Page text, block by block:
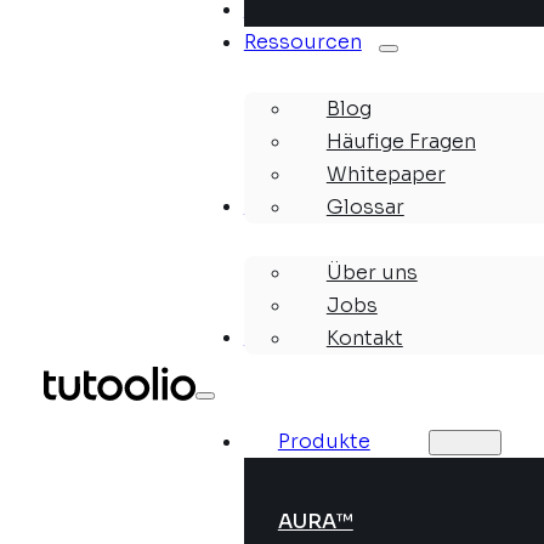
Ressourcen
Blog
Häufige Fragen
Whitepaper
Glossar
Unternehmen
Über uns
Jobs
Kontakt
Webinare
Produkte
AURA™